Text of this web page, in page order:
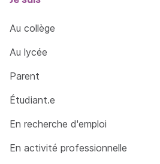
Au collège
Au lycée
Parent
Étudiant.e
En recherche d'emploi
En activité professionnelle